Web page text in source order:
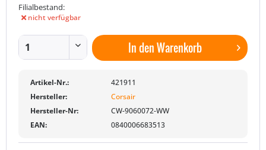
Filialbestand:
nicht verfügbar
In denWarenkorb
Artikel-Nr.:
421911
Hersteller:
Corsair
Hersteller-Nr:
CW-9060072-WW
EAN:
0840006683513